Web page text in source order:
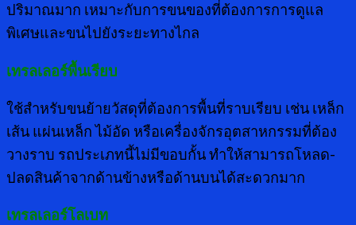
ปริมาณมาก เหมาะกับการขนของที่ต้องการการดูแล
พิเศษและขนไปยังระยะทางไกล
เทรลเลอร์พื้นเรียบ
ใช้สำหรับขนย้ายวัสดุที่ต้องการพื้นที่ราบเรียบ เช่น เหล็ก
เส้น แผ่นเหล็ก ไม้อัด หรือเครื่องจักรอุตสาหกรรมที่ต้อง
วางราบ รถประเภทนี้ไม่มีขอบกั้น ทำให้สามารถโหลด-
ปลดสินค้าจากด้านข้างหรือด้านบนได้สะดวกมาก
เทรลเลอร์โลเบท